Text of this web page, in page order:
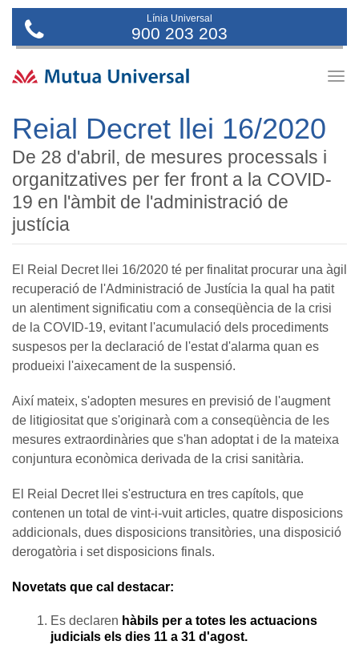
Línia Universal
900 203 203
Reial Decret llei 16/2020
De 28 d'abril, de mesures processals i
organitzatives per fer front a la COVID-
19 en l'àmbit de l'administració de
justícia
El Reial Decret llei 16/2020 té per finalitat procurar una àgil
recuperació de l'Administració de Justícia la qual ha patit
un alentiment significatiu com a conseqüència de la crisi
de la COVID-19, evitant l'acumulació dels procediments
suspesos per la declaració de l'estat d'alarma quan es
produeixi l'aixecament de la suspensió.
Així mateix, s'adopten mesures en previsió de l'augment
de litigiositat que s'originarà com a conseqüència de les
mesures extraordinàries que s'han adoptat i de la mateixa
conjuntura econòmica derivada de la crisi sanitària.
El Reial Decret llei s'estructura en tres capítols, que
contenen un total de vint-i-vuit articles, quatre disposicions
addicionals, dues disposicions transitòries, una disposició
derogatòria i set disposicions finals.
Novetats que cal destacar:
Es declaren hàbils per a totes les actuacions
judicials els dies 11 a 31 d'agost.